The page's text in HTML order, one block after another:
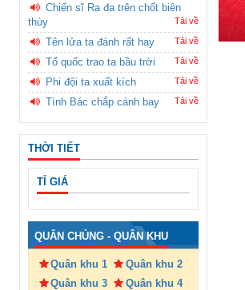
Chiến sĩ Ra đa trên chốt biên
thùy
Tải về
Tên lửa ta đánh rất hay Tải về
Tổ quốc trao ta bầu trời Tải về
Phi đội ta xuất kích Tải về
Tình Bác chắp cánh bay Tải về
THỜI TIẾT
TỈ GIÁ
QUÂN CHỦNG - QUÂN KHU
Quân khu 1
Quân khu 2
Quân khu 3
Quân khu 4